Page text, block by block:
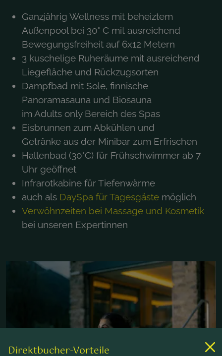
Ganzjährig Wellness mit beheiztem
Außenpool bei 30° C mit ausreichend
Bewegungsfreiheit auf 6x12 Metern
3 kuschelige Ruheräume mit ausreichend
Liegefläche und Rückzugsorten
Dampfbad mit Sole, finnische
Panoramasauna und Biosauna
im Adults only Bereich des Spas
Eisbrunnen zum Abkühlen und
Getränke aus der Minibar zum Erfrischen
Hallenbad (30°C) für Frühschwimmer ab 7
Uhr geöffnet
Infrarotkabine für Tiefenwärme
auch als DaySpa für Tagesgäste möglich
Verwöhnzeiten bei Massage und Kosmetik
bei unseren Expertinnen
Direktbucher-Vorteile